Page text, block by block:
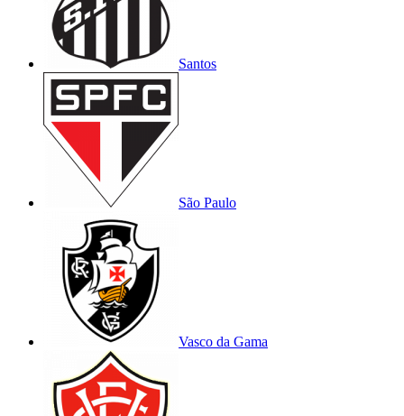
Santos
São Paulo
Vasco da Gama